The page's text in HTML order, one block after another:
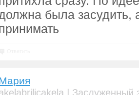
была засудить,
| Заслуженный